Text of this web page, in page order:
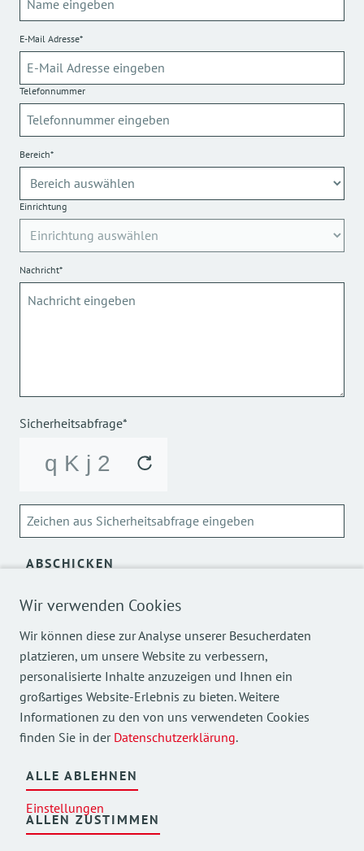
Wir verwenden Cookies
Wir können diese zur Analyse unserer Besucherdaten
platzieren, um unsere Website zu verbessern,
personalisierte Inhalte anzuzeigen und Ihnen ein
großartiges Website-Erlebnis zu bieten. Weitere
Informationen zu den von uns verwendeten Cookies
finden Sie in der Datenschutzerklärung.
ALLE ABLEHNEN
Einstellungen
ALLEN ZUSTIMMEN
E-Mail Adresse*
Telefonnummer
Bereich*
Einrichtung
Nachricht*
Sicherheitsabfrage*
ABSCHICKEN
Über die Verarbeitung meiner personenbezogenen Daten
Mehr Einblicke in unsere Arbeit finden Sie auch auf
unseren Social Media Kanälen.